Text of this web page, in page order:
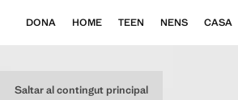
Saltar al contingut principal
DONA HOME TEEN NENS CASA